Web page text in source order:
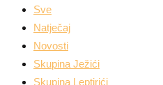
Sve
Natječaj
Novosti
Skupina Ježići
Skupina Leptirići